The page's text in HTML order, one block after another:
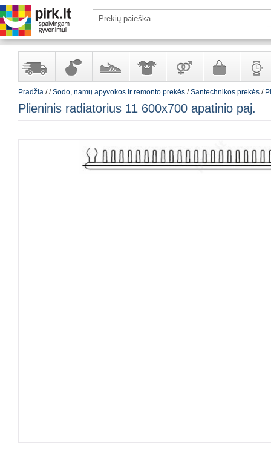
sandėlyje
ir
kosmetika
ir
aksesuarai
suaugusiems
ir
Pradžia //Sodo, namų apyvokos ir remonto prekės /Santechnikos prekės /
Plieninis radiatorius 11 600x700 apatinio paj.